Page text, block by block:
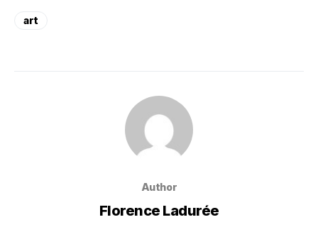
art
Author
Florence Ladurée